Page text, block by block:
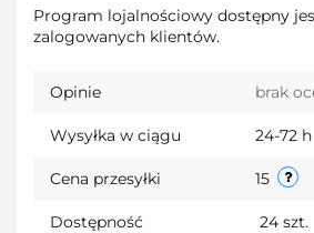
Program lojalnościowy dostępny
zalogowanych klientów.
Opinie brak
Wysyłka w ciągu 24-72 h
Cena przesyłki 15
Dostępność 24 szt.